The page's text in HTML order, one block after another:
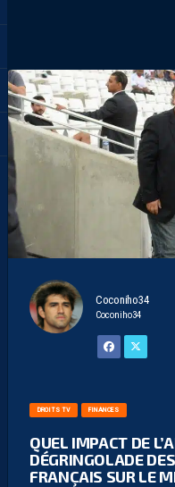
Coconiho34
Coconiho34
DROITS TV FINANCES
QUEL IMPACT DE
DÉGRINGOLADE
FRANÇAIS SUR LE